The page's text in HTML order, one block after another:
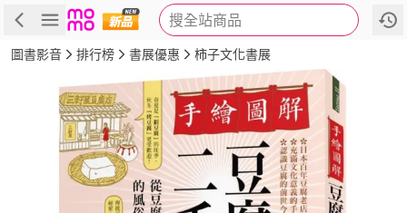
搜全站商品
商品 評價 簡介 詳細資訊
圖書影音 排行榜 書展優惠 柿子文化書展